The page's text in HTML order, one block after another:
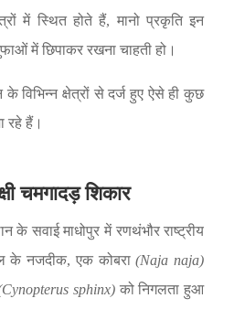
में स्थित होते हैं, मानो प्रकृति इन
में छिपाकर रखना चाहती हो।
विभिन्न क्षेत्रों से दर्ज हुए ऐसे ही कुछ
रहे हैं।
चमगादड़शिकार
के सवाई माधोपुर में रणथंभौर राष्ट्रीय
के नजदीक, एक कोबरा(Naja naja)
sphinx)को निगलता हुआ